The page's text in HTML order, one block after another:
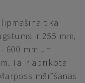
tika
ir 255 mm,
600 mm un
Tā ir aprīkota
mērīšanas